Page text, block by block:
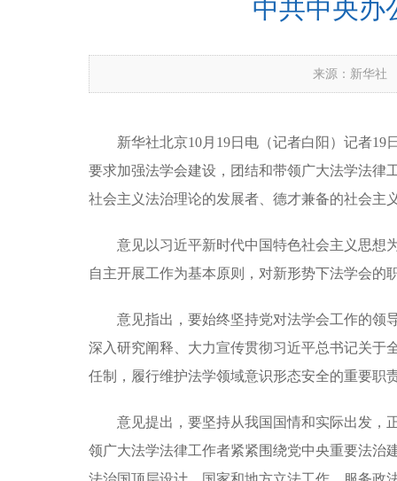
中共中央办
来源：新华社
新华社北京10月19日电（记者白阳）记者
要求加强法学会建设，团结和带领广大法学法律
社会主义法治理论的发展者、德才兼备的社会主
意见以习近平新时代中国特色社会主义思想
自主开展工作为基本原则，对新形势下法学会的
意见指出，要始终坚持党对法学会工作的领
深入研究阐释、大力宣传贯彻习近平总书记关于
任制，履行维护法学领域意识形态安全的重要职
意见提出，要坚持从我国国情和实际出发，
领广大法学法律工作者紧紧围绕党中央重要法治